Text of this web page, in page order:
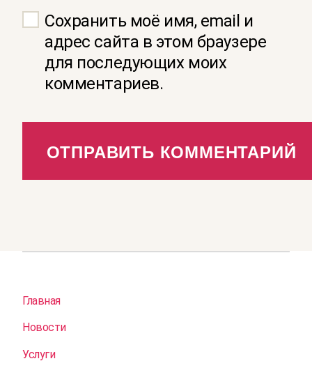
Сохранить моё имя, email и
адрес сайта в этом браузере
для последующих моих
комментариев.
Главная
Новости
Услуги